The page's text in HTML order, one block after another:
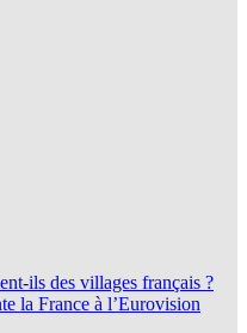
ils des villages français ?
la France à l’Eurovision